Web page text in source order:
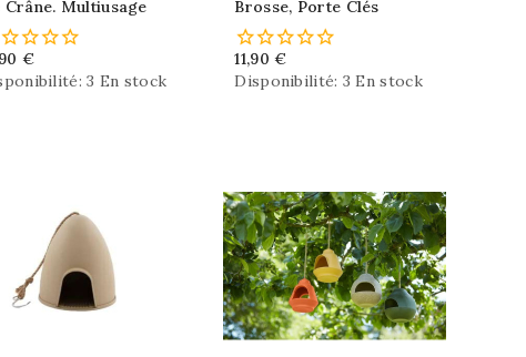
Crâne. Multiusage
€
3 En stock
Brosse, Porte Clés
11,90 €
Disponibilité: 3 En stock